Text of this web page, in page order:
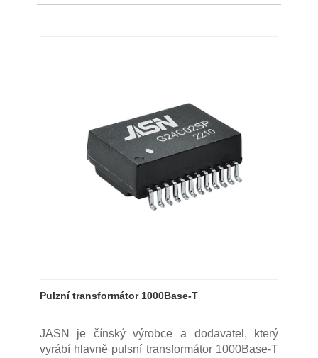
Pulzní transformátor 1000Base-T
JASN je čínský výrobce a dodavatel, který
vyrábí hlavně pulsní transformátor 1000Base-T